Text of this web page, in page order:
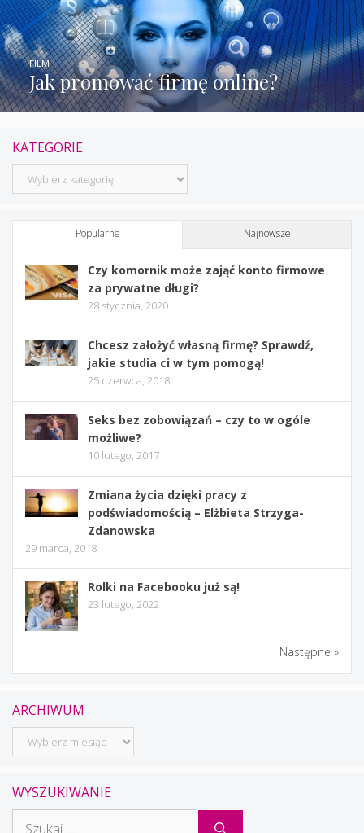
Jak promować firmę online?
FILM
KATEGORIE
Kategorie
Popularne Najnowsze
Czy komornik może zająć konto firmowe
za prywatne długi?
28 stycznia, 2020
Chcesz założyć własną firmę? Sprawdź,
jakie studia ci w tym pomogą!
25 czerwca, 2018
Seks bez zobowiązań – czy to w ogóle
możliwe?
10 lutego, 2017
Zmiana życia dzięki pracy z
podświadomością – Elżbieta Strzyga-
Zdanowska
29 marca, 2018
Rolki na Facebooku już są!
23 lutego, 2022
Następne »
ARCHIWUM
Archiwum
WYSZUKIWANIE